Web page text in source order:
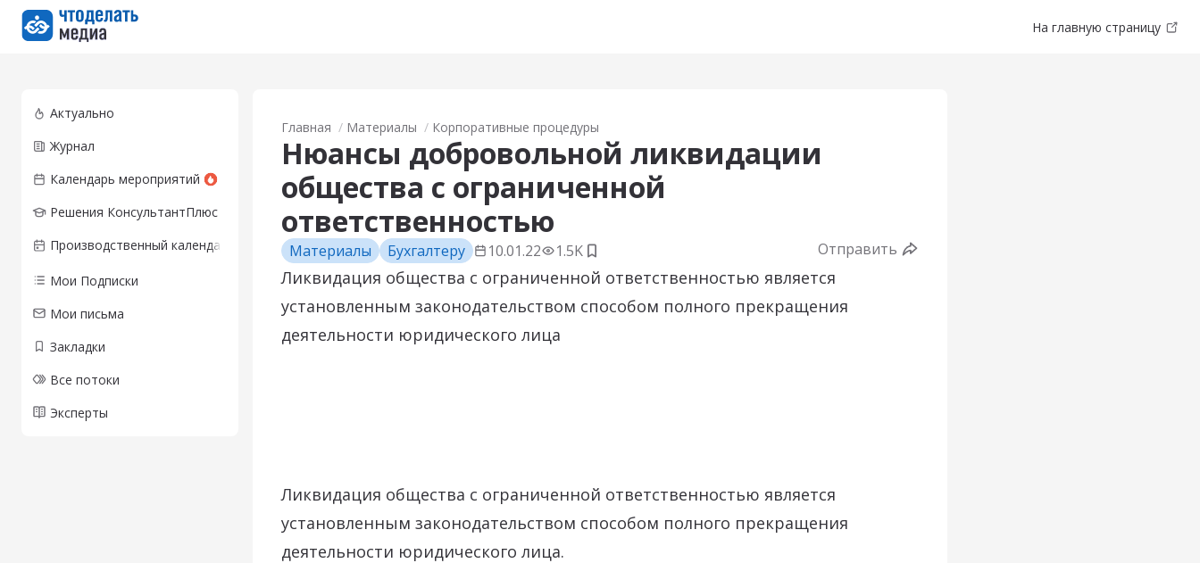
Перейти на главную страницу На главную страницу
Актуально
Журнал
Календарь мероприятий
Решения КонсультантПлюс
Производственный календарь
Мои Подписки
Мои письма
Закладки
Все потоки
Эксперты
Главная Материалы Корпоративные процедуры
Нюансы добровольной ликвидации
общества с ограниченной
ответственностью
Материалы Бухгалтеру 10.01.22 1.5K Добавить в закладки
Отправить
Ликвидация общества с ограниченной ответственностью является
установленным законодательством способом полного прекращения
деятельности юридического лица
Ликвидация общества с ограниченной ответственностью является
установленным законодательством способом полного прекращения
деятельности юридического лица.